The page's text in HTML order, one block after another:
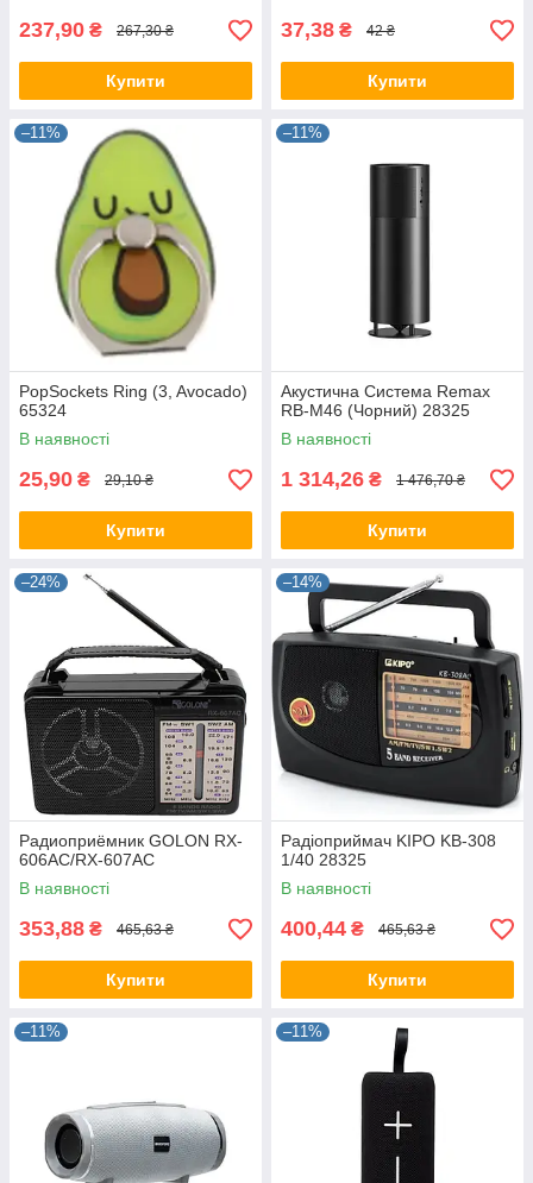
237,90 ₴ 267,30 ₴
Купити
37,38 ₴ 42 ₴
Купити
–11%
PopSockets Ring (3, Avocado)
65324
В наявності
25,90 ₴ 29,10 ₴
Купити
–11%
Акустична Система Remax
RB-M46 (Чорний) 28325
В наявності
1 314,26 ₴ 1 476,70 ₴
Купити
–24%
Радиоприёмник GOLON RX-
606AC/RX-607AC
В наявності
353,88 ₴ 465,63 ₴
Купити
–14%
Радіоприймач KIPO KB-308
1/40 28325
В наявності
400,44 ₴ 465,63 ₴
Купити
–11% –11%